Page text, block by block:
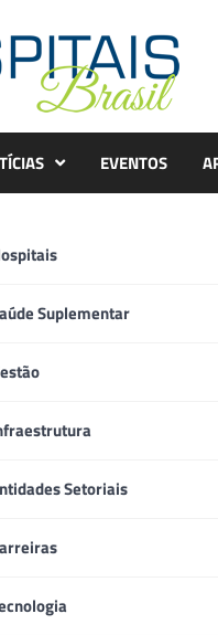
Suplementar
Setoriais
EVENTOS
Markets firmam